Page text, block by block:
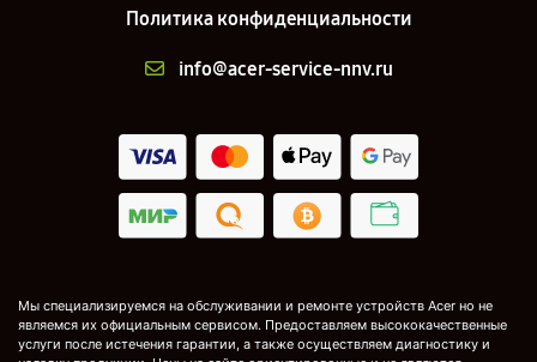
Политика конфиденциальности
info@acer-service-nnv.ru
Мы специализируемся на обслуживании и ремонте устройств Acer но не
являемся их официальным сервисом. Предоставляем высококачественные
услуги после истечения гарантии, а также осуществляем диагностику и